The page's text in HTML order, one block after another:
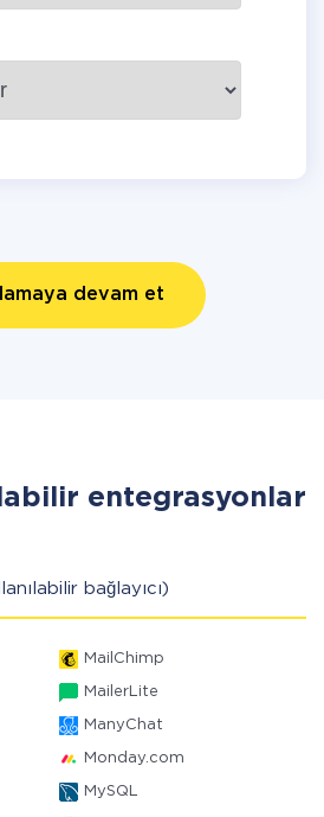
devam et
entegrasyonlar
bağlayıcı)
MailChimp
MailerLite
ManyChat
Monday.com
MySQL